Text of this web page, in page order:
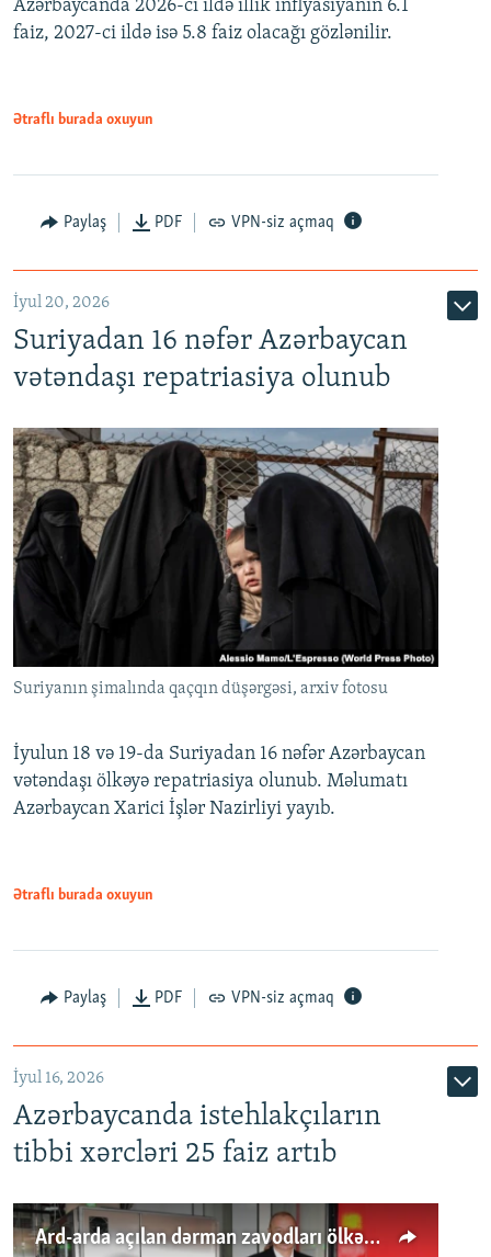
Auto
480p
Azərbaycanda 2026-cı ildə illik inflyasiyanın 6.1
faiz, 2027-ci ildə isə 5.8 faiz olacağı gözlənilir.
Ətraflı burada oxuyun
Paylaş PDF VPN-siz açmaq
İyul 20, 2026
Suriyadan 16 nəfər Azərbaycan
vətəndaşı repatriasiya olunub
Suriyanın şimalında qaçqın düşərgəsi, arxiv fotosu
İyulun 18 və 19-da Suriyadan 16 nəfər Azərbaycan
vətəndaşı ölkəyə repatriasiya olunub. Məlumatı
Azərbaycan Xarici İşlər Nazirliyi yayıb.
Ətraflı burada oxuyun
Paylaş PDF VPN-siz açmaq
İyul 16, 2026
Azərbaycanda istehlakçıların
tibbi xərcləri 25 faiz artıb
Ard-arda açılan dərman zavodları ölkənin tələbatını ödəyirmi?